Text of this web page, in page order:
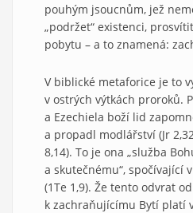
pouhým jsoucnům, jež
„podržet“ existenci,
pobytu – a to znamená:
V biblické metaforice je to
v ostrých výtkách proroků.
a Ezechiela boží lid
a propadl modlářství (Jr
8,14). To je ona „služba
a skutečnému“, spočívající
(1Te 1,9). Že tento odvrat
k zachraňujícímu Bytí platí